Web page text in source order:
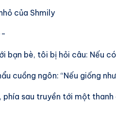
của Shmily
bạn bè, tôi bị hỏi câu: Nếu
cuồng ngôn: “Nếu giống
phía sau truyền tới một